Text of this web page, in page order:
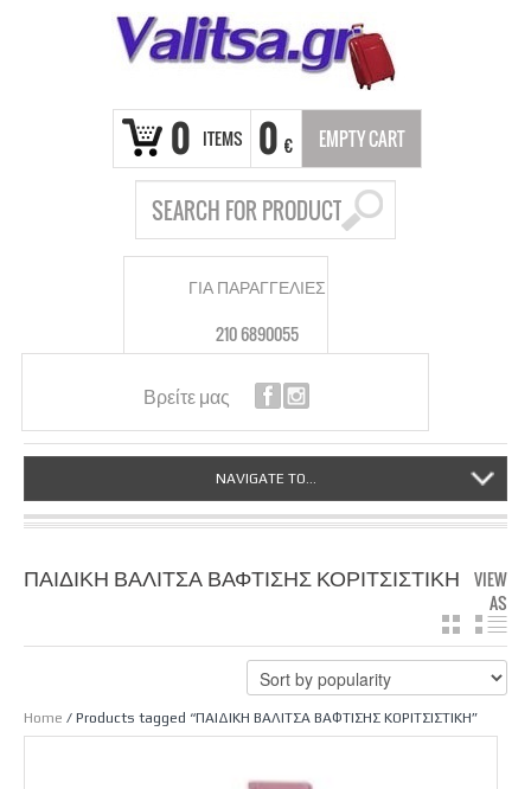
0 ITEMS 0 € EMPTY CART
ΓΙΑ ΠΑΡΑΓΓΕΛΙΕΣ
210 6890055
Βρείτε μας
NAVIGATE TO...
ΠΑΙΔΙΚΗ ΒΑΛΙΤΣΑ ΒΑΦΤΙΣΗΣ ΚΟΡΙΤΣΙΣΤΙΚΗ
VIEW
AS
GRID
Home / Products tagged “ΠΑΙΔΙΚΗ ΒΑΛΙΤΣΑ ΒΑΦΤΙΣΗΣ ΚΟΡΙΤΣΙΣΤΙΚΗ”